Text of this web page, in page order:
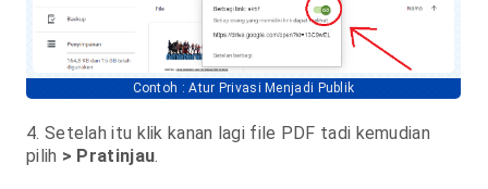
Contoh : Atur Privasi Menjadi Publik
4. Setelah itu klik kanan lagi file PDF tadi kemudian
pilih > Pratinjau.